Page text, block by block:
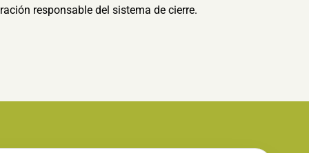
responsable del sistema de cierre.